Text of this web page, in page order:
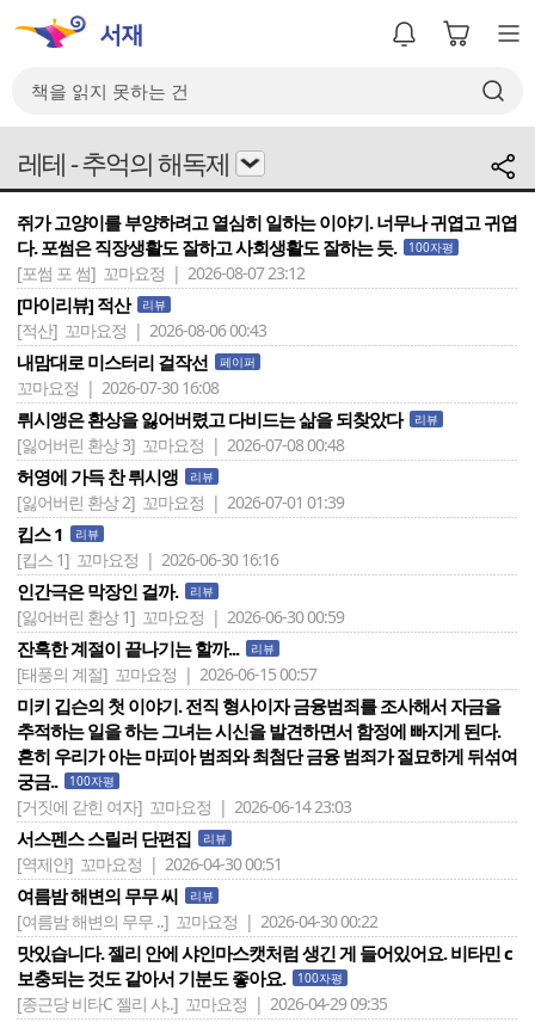
레테 - 추억의 해독제
쥐가 고양이를 부양하려고 열심히 일하는 이야기. 너무나 귀엽고 귀엽
다. 포썸은 직장생활도 잘하고 사회생활도 잘하는 듯.
100자평
[포썸 포 썸] 꼬마요정 | 2026-08-07 23:12
[마이리뷰] 적산 리뷰
[적산] 꼬마요정 | 2026-08-06 00:43
내맘대로 미스터리 걸작선 페이퍼
꼬마요정 | 2026-07-30 16:08
뤼시앵은 환상을 잃어버렸고 다비드는 삶을 되찾았다 리뷰
[잃어버린 환상 3] 꼬마요정 | 2026-07-08 00:48
허영에 가득 찬 뤼시앵 리뷰
[잃어버린 환상 2] 꼬마요정 | 2026-07-01 01:39
킵스 1 리뷰
[킵스 1] 꼬마요정 | 2026-06-30 16:16
인간극은 막장인 걸까. 리뷰
[잃어버린 환상 1] 꼬마요정 | 2026-06-30 00:59
잔혹한 계절이 끝나기는 할까... 리뷰
[태풍의 계절] 꼬마요정 | 2026-06-15 00:57
미키 깁슨의 첫 이야기. 전직 형사이자 금융범죄를 조사해서 자금을
추적하는 일을 하는 그녀는 시신을 발견하면서 함정에 빠지게 된다.
흔히 우리가 아는 마피아 범죄와 최첨단 금융 범죄가 절묘하게 뒤섞여
궁금..
100자평
[거짓에 갇힌 여자] 꼬마요정 | 2026-06-14 23:03
서스펜스 스릴러 단편집 리뷰
[역제안] 꼬마요정 | 2026-04-30 00:51
여름밤 해변의 무무 씨 리뷰
[여름밤 해변의 무무 ..] 꼬마요정 | 2026-04-30 00:22
맛있습니다. 젤리 안에 샤인마스캣처럼 생긴 게 들어있어요. 비타민 c
보충되는 것도 같아서 기분도 좋아요.
100자평
[종근당 비타C 젤리 샤..] 꼬마요정 | 2026-04-29 09:35